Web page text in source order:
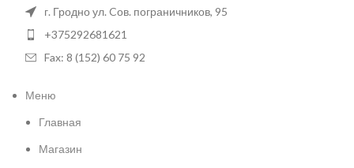
г. Гродно ул. Cов. пограничников, 95
+375292681621
Fax: 8 (152) 60 75 92
Меню
Главная
Магазин